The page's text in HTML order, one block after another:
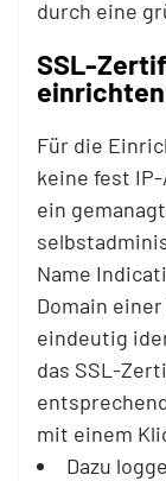
durch eine
SSL-
einrichten
Für die
keine fest
ein
Name
Domain
eindeutig
das SSL-
mit einem
Dazu